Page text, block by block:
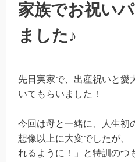
家族でお祝い
ました♪
先日実家で、出産祝いと愛
いてもらいました！
今回は母と一緒に、人生初
想像以上に大変でしたが、
れるように！」と特訓のつ